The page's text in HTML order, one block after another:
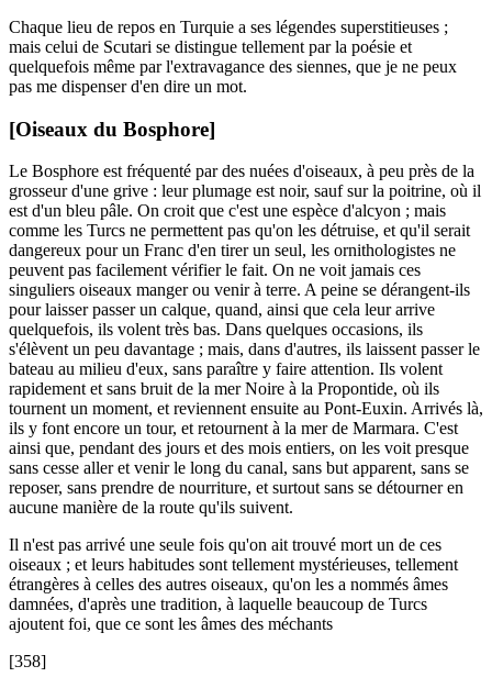
Chaque lieu de repos en Turquie a ses légendes superstitieuses ;
mais celui de Scutari se distingue tellement par la poésie et
quelquefois même par l'extravagance des siennes, que je ne peux
pas me dispenser d'en dire un mot.
[Oiseaux du Bosphore]
Le Bosphore est fréquenté par des nuées d'oiseaux, à peu près de la
grosseur d'une grive : leur plumage est noir, sauf sur la poitrine, où il
est d'un bleu pâle. On croit que c'est une espèce d'alcyon ; mais
comme les Turcs ne permettent pas qu'on les détruise, et qu'il serait
dangereux pour un Franc d'en tirer un seul, les ornithologistes ne
peuvent pas facilement vérifier le fait. On ne voit jamais ces
singuliers oiseaux manger ou venir à terre. A peine se dérangent-ils
pour laisser passer un calque, quand, ainsi que cela leur arrive
quelquefois, ils volent très bas. Dans quelques occasions, ils
s'élèvent un peu davantage ; mais, dans d'autres, ils laissent passer le
bateau au milieu d'eux, sans paraître y faire attention. Ils volent
rapidement et sans bruit de la mer Noire à la Propontide, où ils
tournent un moment, et reviennent ensuite au Pont-Euxin. Arrivés là,
ils y font encore un tour, et retournent à la mer de Marmara. C'est
ainsi que, pendant des jours et des mois entiers, on les voit presque
sans cesse aller et venir le long du canal, sans but apparent, sans se
reposer, sans prendre de nourriture, et surtout sans se détourner en
aucune manière de la route qu'ils suivent.
Il n'est pas arrivé une seule fois qu'on ait trouvé mort un de ces
oiseaux ; et leurs habitudes sont tellement mystérieuses, tellement
étrangères à celles des autres oiseaux, qu'on les a nommés âmes
damnées, d'après une tradition, à laquelle beaucoup de Turcs
ajoutent foi, que ce sont les âmes des méchants
[358]